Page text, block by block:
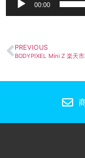
00:00
PREVIOUS
BODYPIXEL Mini Z 楽天